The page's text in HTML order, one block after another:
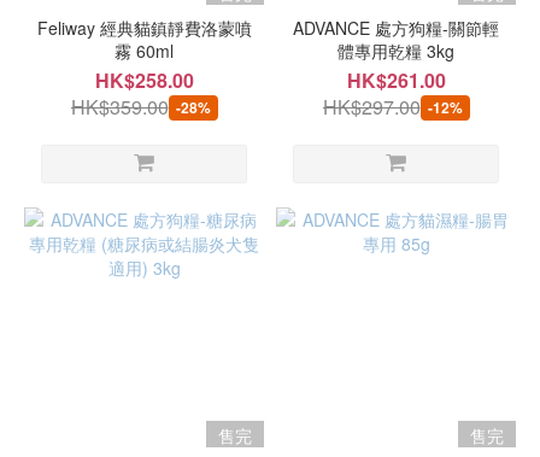
Feliway 經典貓鎮靜費洛蒙噴
霧 60ml
HK$258.00
HK$359.00 -28%
ADVANCE 處方狗糧-關節輕
體專用乾糧 3kg
HK$261.00
HK$297.00 -12%
售完
售完